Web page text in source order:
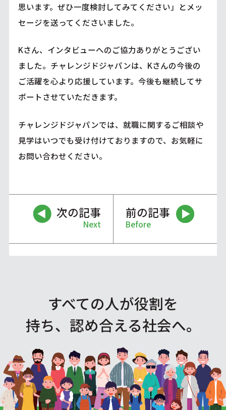
思います。ぜひ一度検討してみてください」とメッ
セージを送ってくださいました。
Kさん、インタビューへのご協力ありがとうござい
ました。チャレンジドジャパンは、Kさんの今後の
ご活躍を心より応援しています。今後も継続してサ
ポートさせていただきます。
チャレンジドジャパンでは、就職に関するご相談や
見学はいつでも受け付けておりますので、お気軽に
お問い合わせください。
次の記事
Next
前の記事
Before
すべての人が役割を
持ち、認め合える社会へ。